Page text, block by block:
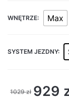
WNĘTRZE: Max
SYSTEM JEZDNY:
1029zł 929